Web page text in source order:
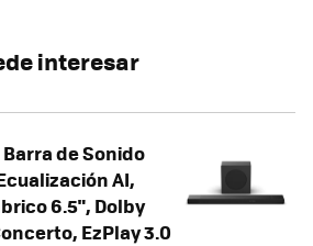
interesar
Barra de Sonido
AI,
6.5", Dolby
EzPlay 3.0